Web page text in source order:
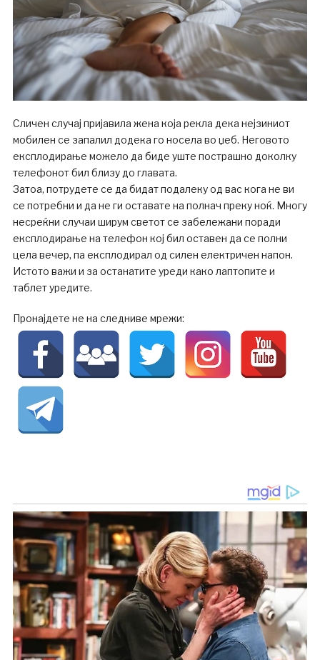
Сличен случај пријавила жена која рекла дека нејзиниот
мобилен се запалил додека го носела во џеб. Неговото
експлодирање можело да биде уште пострашно доколку
телефонот бил близу до главата.
Затоа, потрудете се да бидат подалеку од вас кога не ви
се потребни и да не ги оставате на полнач преку ноќ. Многу
несреќни случаи ширум светот се забележани поради
експлодирање на телефон кој бил оставен да се полни
цела вечер, па експлодирал од силен електричен напон.
Истото важи и за останатите уреди како лаптопите и
таблет уредите.
Пронајдете не на следниве мрежи: